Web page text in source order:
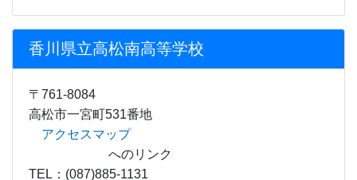
E-mail
(●を@に直して
Copyright © 2015 －
Takamatsu Minami
High School.
All Rights Reserved.